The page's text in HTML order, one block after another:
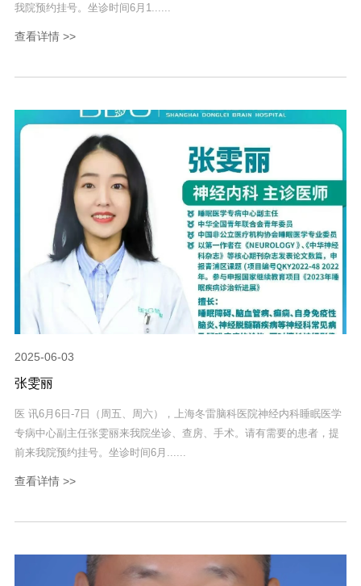
我院预约挂号。坐诊时间6月1......
查看详情 >>
2025-06-03
张雯丽
医 讯6月6日-7日（周五、周六），上海冬雷脑科医院神经内科睡眠医学
专病中心副主任张雯丽来我院坐诊、查房、手术。请有需要的患者，提
前来我院预约挂号。坐诊时间6月......
查看详情 >>